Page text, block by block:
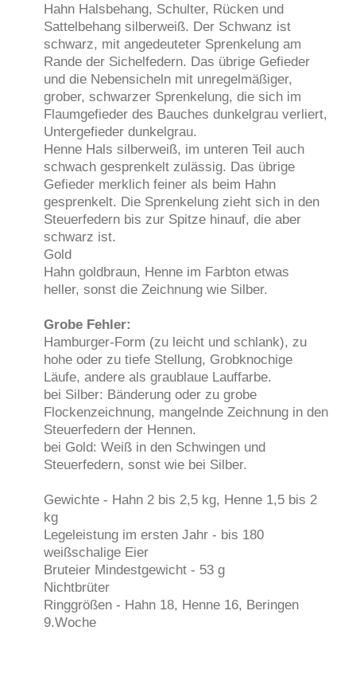
Hahn Halsbehang, Schulter, Rücken und
Sattelbehang silberweiß. Der Schwanz ist
schwarz, mit angedeuteter Sprenkelung am
Rande der Sichelfedern. Das übrige Gefieder
und die Nebensicheln mit unregelmäßiger,
grober, schwarzer Sprenkelung, die sich im
Flaumgefieder des Bauches dunkelgrau verliert,
Untergefieder dunkelgrau.
Henne Hals silberweiß, im unteren Teil auch
schwach gesprenkelt zulässig. Das übrige
Gefieder merklich feiner als beim Hahn
gesprenkelt. Die Sprenkelung zieht sich in den
Steuerfedern bis zur Spitze hinauf, die aber
schwarz ist.
Gold
Hahn goldbraun, Henne im Farbton etwas
heller, sonst die Zeichnung wie Silber.
Grobe Fehler:
Hamburger-Form (zu leicht und schlank), zu
hohe oder zu tiefe Stellung, Grobknochige
Läufe, andere als graublaue Lauffarbe.
bei Silber: Bänderung oder zu grobe
Flockenzeichnung, mangelnde Zeichnung in den
Steuerfedern der Hennen.
bei Gold: Weiß in den Schwingen und
Steuerfedern, sonst wie bei Silber.
Gewichte - Hahn 2 bis 2,5 kg, Henne 1,5 bis 2
kg
Legeleistung im ersten Jahr - bis 180
weißschalige Eier
Bruteier Mindestgewicht - 53 g
Nichtbrüter
Ringgrößen - Hahn 18, Henne 16, Beringen
9.Woche